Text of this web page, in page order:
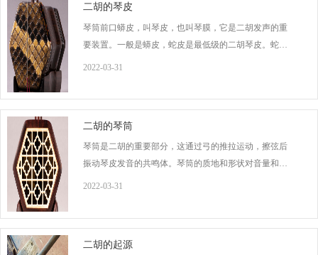
二胡的琴皮
琴筒前口蟒皮，叫琴皮，也叫琴膜，它是二胡发声的重
要装置。一般是蟒皮，蛇皮是最低级的二胡琴皮。蛇皮
发音共鸣较好。蟒皮又以肛门一带地方的最为理想，这
个地方的蟒皮适
2022-03-31
二胡的琴筒
琴筒是二胡的重要部分，这通过弓的推拉运动，擦弦后
振动琴皮发音的共鸣体。琴筒的质地和形状对音量和音
质有直接影响。一般用紫檀木或红木制作。形状有六角
仅对琴筒起了装饰作用，而且对发音、传音和滤音有一
定的好处。琴筒
2022-03-31
二胡的起源